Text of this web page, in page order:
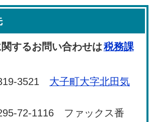
するお問い合わせは税務課
3521 大子町大字北田気
72-1116 ファックス番